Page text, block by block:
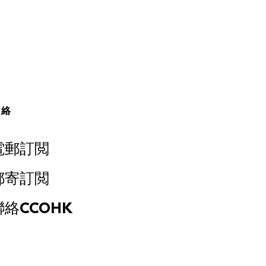
郵訂閲
寄訂閲
絡CCOHK